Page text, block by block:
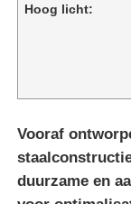
Hoog licht:
Vooraf
duurzame en